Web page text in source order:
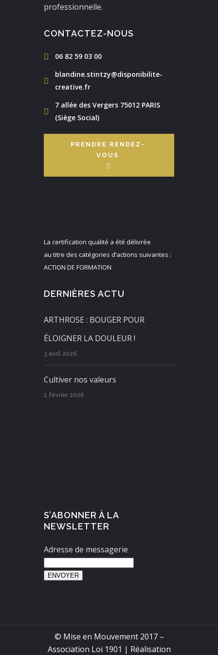
professionnelle.
CONTACTEZ-NOUS
06 82 59 03 00
blandine.stintzy@disponibilite-
creative.fr
7 allée des Vergers 75012 PARIS
(Siège Social)
PRENDRE RENDEZ-
VOUS
La certification qualité a été délivrée
au titre des catégories d’actions suivantes :
ACTION DE FORMATION
DERNIÈRES ACTU
ARTHROSE : BOUGER POUR
ÉLOIGNER LA DOULEUR !
3 avril 2026
Cultiver nos valeurs
1 février 2026
S’ABONNER À LA
NEWSLETTER
Adresse de messagerie
ENVOYER
© Mise en Mouvement 2017 –
Association Loi 1901 | Réalisation